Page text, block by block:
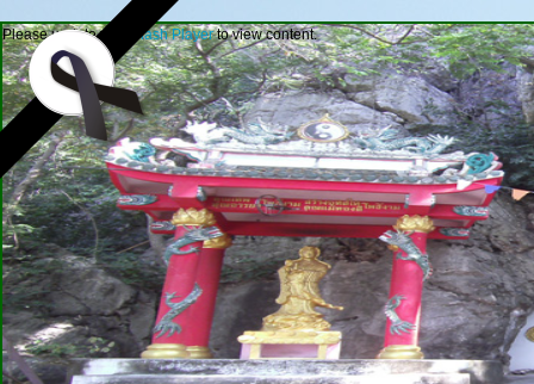
Please update your Flash Playerto view content.